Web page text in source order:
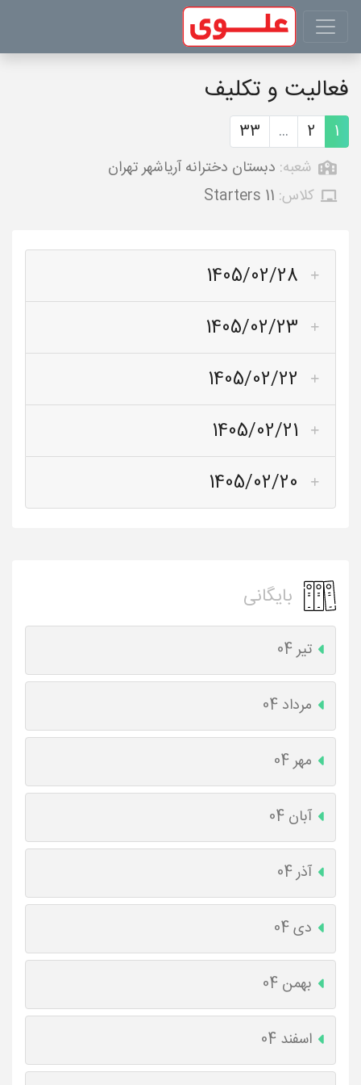
فعالیت و تکلیف
1
2
...
33
شعبه: دبستان دخترانه آریاشهر تهران
کلاس: Starters 11
1405/02/28
1405/02/23
1405/02/22
1405/02/21
1405/02/20
بایگانی
تیر 04
مرداد 04
مهر 04
آبان 04
آذر 04
دی 04
بهمن 04
اسفند 04